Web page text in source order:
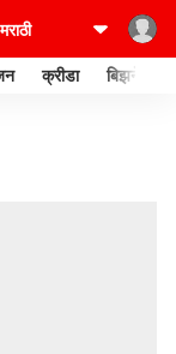
क्रीडा बिझनेस